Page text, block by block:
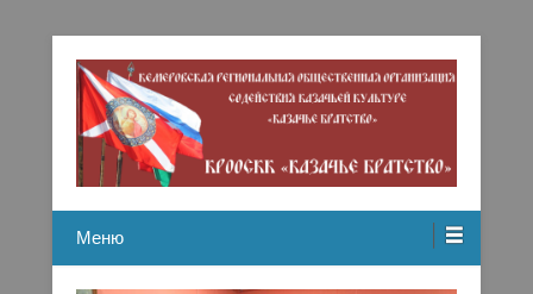
Казачье братство
Меню